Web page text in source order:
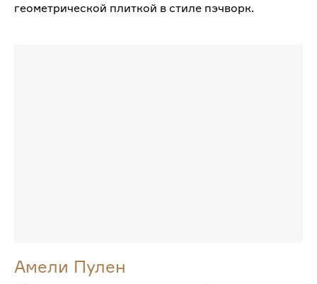
геометрической плиткой в стиле пэчворк.
Амели Пулен